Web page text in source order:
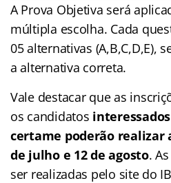
A Prova Objetiva será
múltipla escolha. Cada
05 alternativas (A,B,C,D,E),
a alternativa correta.
Vale destacar que as
os candidatos
certame poderão realizar
de julho e 12 de agosto.
ser realizadas pelo site do